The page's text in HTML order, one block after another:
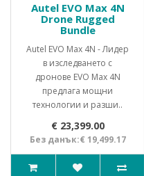
Autel EVO Max 4N
Drone Rugged
Bundle
Autel EVO Max 4N - Лидер
в изследването с
дронове EVO Max 4N
предлага мощни
технологии и разши..
€ 23,399.00
Без данък:€ 19,499.17